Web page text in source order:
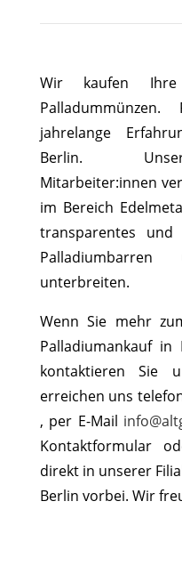
Wir kaufen Ihre
jahrelange
Berlin.
Mitarbeiter:innen
im Bereich
transparentes
Palladiumbarren
unterbreiten.
Wenn Sie mehr
Palladiumankauf
kontaktieren Sie
erreichen uns
, per E-Mail
Kontaktformular
direkt in unserer
Berlin vorbei. Wir